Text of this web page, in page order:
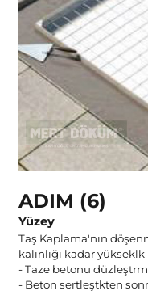
ADIM (6)
Yüzey
Taş Kaplama'nın
kalınlığı kadar yükseklk
- Taze betonu
- Beton sertleştkten